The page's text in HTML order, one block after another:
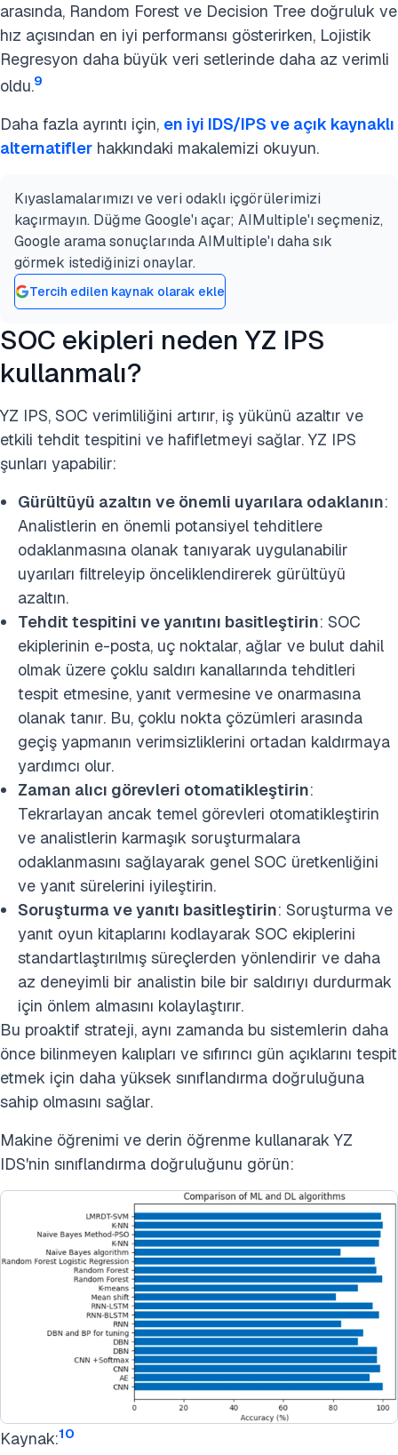
arasında, Random Forest ve Decision Tree doğruluk ve
hız açısından en iyi performansı gösterirken, Lojistik
Regresyon daha büyük veri setlerinde daha az verimli
oldu.9
Daha fazla ayrıntı için, en iyi IDS/IPS ve açık kaynaklı
alternatifler hakkındaki makalemizi okuyun.
Kıyaslamalarımızı ve veri odaklı içgörülerimizi
kaçırmayın. Düğme Google'ı açar; AIMultiple'ı seçmeniz,
Google arama sonuçlarında AIMultiple'ı daha sık
görmek istediğinizi onaylar.
Tercih edilen kaynak olarak ekle
SOC ekipleri neden YZ IPS
kullanmalı?
YZ IPS, SOC verimliliğini artırır, iş yükünü azaltır ve
etkili tehdit tespitini ve hafifletmeyi sağlar. YZ IPS
şunları yapabilir:
Gürültüyü azaltın ve önemli uyarılara odaklanın:
Analistlerin en önemli potansiyel tehditlere
odaklanmasına olanak tanıyarak uygulanabilir
uyarıları filtreleyip önceliklendirerek gürültüyü
azaltın.
Tehdit tespitini ve yanıtını basitleştirin: SOC
ekiplerinin e-posta, uç noktalar, ağlar ve bulut dahil
olmak üzere çoklu saldırı kanallarında tehditleri
tespit etmesine, yanıt vermesine ve onarmasına
olanak tanır. Bu, çoklu nokta çözümleri arasında
geçiş yapmanın verimsizliklerini ortadan kaldırmaya
yardımcı olur.
Zaman alıcı görevleri otomatikleştirin:
Tekrarlayan ancak temel görevleri otomatikleştirin
ve analistlerin karmaşık soruşturmalara
odaklanmasını sağlayarak genel SOC üretkenliğini
ve yanıt sürelerini iyileştirin.
Soruşturma ve yanıtı basitleştirin: Soruşturma ve
yanıt oyun kitaplarını kodlayarak SOC ekiplerini
standartlaştırılmış süreçlerden yönlendirir ve daha
az deneyimli bir analistin bile bir saldırıyı durdurmak
için önlem almasını kolaylaştırır.
Bu proaktif strateji, aynı zamanda bu sistemlerin daha
önce bilinmeyen kalıpları ve sıfırıncı gün açıklarını tespit
etmek için daha yüksek sınıflandırma doğruluğuna
sahip olmasını sağlar.
Makine öğrenimi ve derin öğrenme kullanarak YZ
IDS'nin sınıflandırma doğruluğunu görün:
Kaynak:10